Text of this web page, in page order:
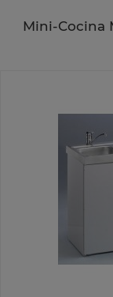
Mini-Cocina